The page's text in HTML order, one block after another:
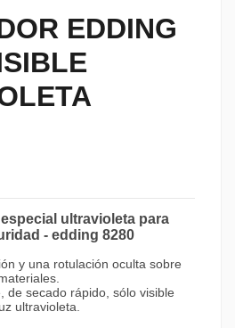
EDDING
ultravioleta para
- edding 8280
y una rotulación oculta sobre
de secado rápido, sólo visible
ultravioleta.